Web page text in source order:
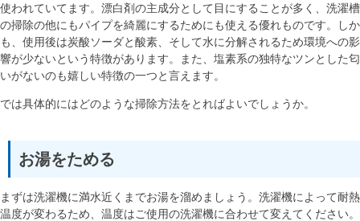
使われていてます。漂白剤の主成分として目にすることが多く、洗濯槽
の掃除の他にもパイプを綺麗にするためにも使える優れものです。しか
も、使用後は炭酸ソーダと酸素、そして水に分解されるため環境への影
響が少ないという特徴があります。また、塩素系の独特なツンとした匂
いがないのも嬉しい特徴の一つと言えます。
では具体的にはどのような掃除方法をとればよいでしょうか。
お湯をためる
まずは洗濯機に満水近くまでお湯を溜めましょう。洗濯機によって耐熱
温度が変わるため、温度はご使用の洗濯機に合わせて変えてください。